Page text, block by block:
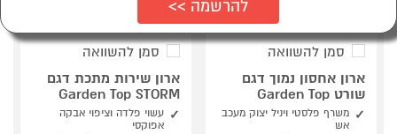
סמן להשוואה
ארון אחסון נמוך דגם
שורט Garden Top
משרף פלסטי ויניל יצוק מעכב
אש
סמן להשוואה
ארון שירות מתכת דגם
Garden Top STORM
עשוי פלדה וציפוי אבקה
אפוקסי